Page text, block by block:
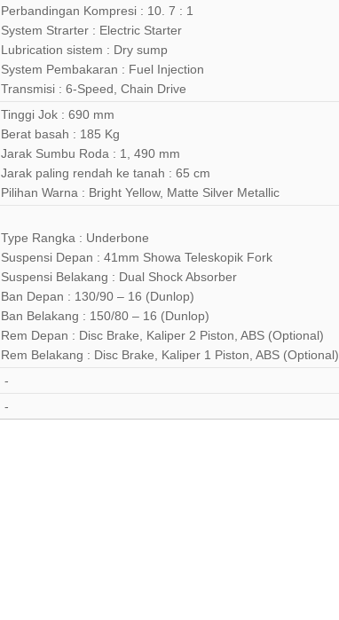
Perbandingan Kompresi : 10. 7 : 1
System Strarter : Electric Starter
Lubrication sistem : Dry sump
System Pembakaran : Fuel Injection
Transmisi : 6-Speed, Chain Drive
Tinggi Jok : 690 mm
Berat basah : 185 Kg
Jarak Sumbu Roda : 1, 490 mm
Jarak paling rendah ke tanah : 65 cm
Pilihan Warna : Bright Yellow, Matte Silver Metallic
Type Rangka : Underbone
Suspensi Depan : 41mm Showa Teleskopik Fork
Suspensi Belakang : Dual Shock Absorber
Ban Depan : 130/90 – 16 (Dunlop)
Ban Belakang : 150/80 – 16 (Dunlop)
Rem Depan : Disc Brake, Kaliper 2 Piston, ABS (Optional)
Rem Belakang : Disc Brake, Kaliper 1 Piston, ABS (Optional)
-
-